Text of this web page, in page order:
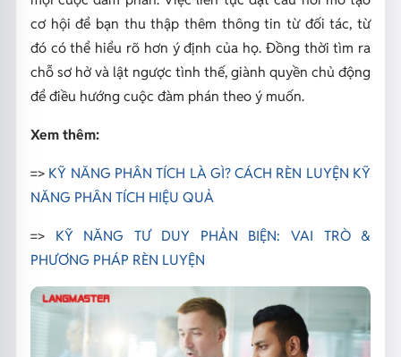
cơ hội để bạn thu thập thêm thông tin từ đối tác, từ
đó có thể hiểu rõ hơn ý định của họ. Đồng thời tìm ra
chỗ sơ hở và lật ngược tình thế, giành quyền chủ động
để điều hướng cuộc đàm phán theo ý muốn.
Xem thêm:
=> KỸ NĂNG PHÂN TÍCH LÀ GÌ? CÁCH RÈN LUYỆN KỸ
NĂNG PHÂN TÍCH HIỆU QUẢ
=> KỸ NĂNG TƯ DUY PHẢN BIỆN: VAI TRÒ &
PHƯƠNG PHÁP RÈN LUYỆN